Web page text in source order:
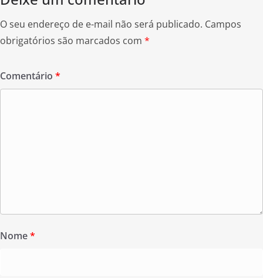
O seu endereço de e-mail não será publicado. Campos
obrigatórios são marcados com *
Comentário *
Nome*